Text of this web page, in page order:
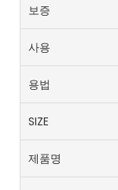
보증
사용
용법
SIZE
제품명